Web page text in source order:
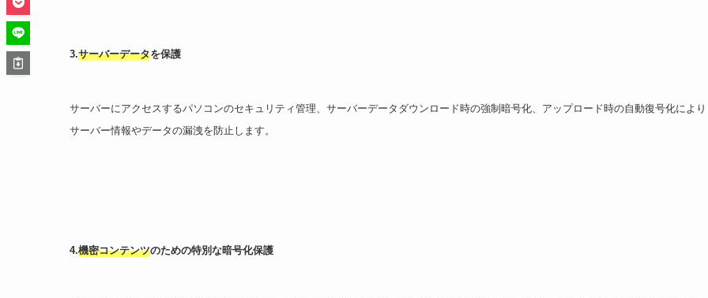
3.サーバーデータを保護
サーバーにアクセスするパソコンのセキュリティ管理、サーバーデータダウンロード時の強制暗号化、アップロード時の自動復号化により
サーバー情報やデータの漏洩を防止します。
4.機密コンテンツのための特別な暗号化保護